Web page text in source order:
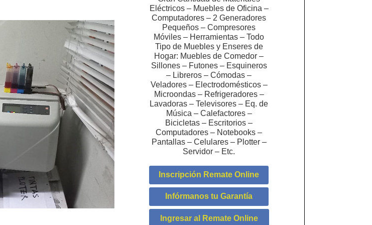
Eléctricos – Muebles de Oficina –
Computadores – 2 Generadores
Pequeños – Compresores
Móviles – Herramientas – Todo
Tipo de Muebles y Enseres de
Hogar: Muebles de Comedor –
Sillones – Futones – Esquineros
– Libreros – Cómodas –
Veladores – Electrodomésticos –
Microondas – Refrigeradores –
Lavadoras – Televisores – Eq. de
Música – Calefactores –
Bicicletas – Escritorios –
Computadores – Notebooks –
Pantallas – Celulares – Plotter –
Servidor – Etc.
Inscripción Remate Online
Infórmanos tu Garantía
Ingresar al Remate Online